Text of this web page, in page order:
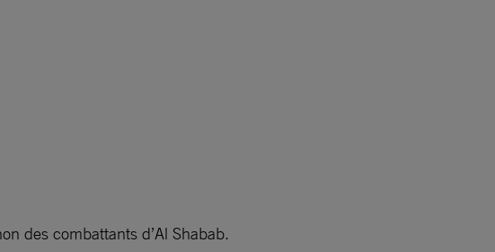
des combattants d’Al Shabab.